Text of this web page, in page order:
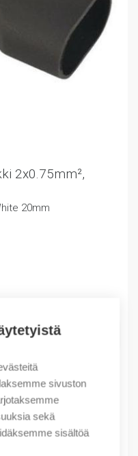
sivuston
sekä
sisältöä
2x0.75mm²,
20mm